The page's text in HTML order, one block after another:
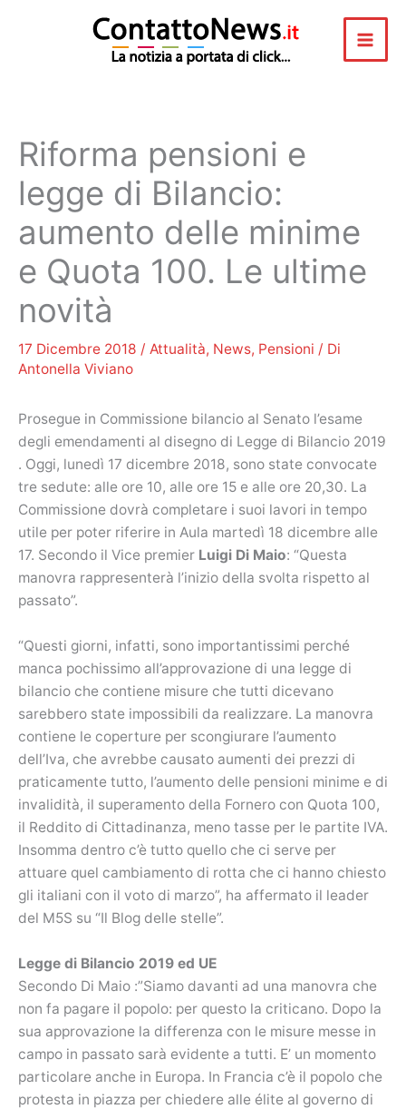
Riforma pensioni e
legge di Bilancio:
aumento delle minime
e Quota 100. Le ultime
novità
17 Dicembre 2018 / Attualità, News, Pensioni / Di
Antonella Viviano
Prosegue in Commissione bilancio al Senato l’esame
degli emendamenti al disegno di Legge di Bilancio 2019
. Oggi, lunedì 17 dicembre 2018, sono state convocate
tre sedute: alle ore 10, alle ore 15 e alle ore 20,30. La
Commissione dovrà completare i suoi lavori in tempo
utile per poter riferire in Aula martedì 18 dicembre alle
17. Secondo il Vice premier Luigi Di Maio: “Questa
manovra rappresenterà l’inizio della svolta rispetto al
passato”.
“Questi giorni, infatti, sono importantissimi perché
manca pochissimo all’approvazione di una legge di
bilancio che contiene misure che tutti dicevano
sarebbero state impossibili da realizzare. La manovra
contiene le coperture per scongiurare l’aumento
dell’Iva, che avrebbe causato aumenti dei prezzi di
praticamente tutto, l’aumento delle pensioni minime e di
invalidità, il superamento della Fornero con Quota 100,
il Reddito di Cittadinanza, meno tasse per le partite IVA.
Insomma dentro c’è tutto quello che ci serve per
attuare quel cambiamento di rotta che ci hanno chiesto
gli italiani con il voto di marzo”, ha affermato il leader
del M5S su “Il Blog delle stelle”.
Legge di Bilancio 2019 ed UE
Secondo Di Maio :”Siamo davanti ad una manovra che
non fa pagare il popolo: per questo la criticano. Dopo la
sua approvazione la differenza con le misure messe in
campo in passato sarà evidente a tutti. E’ un momento
particolare anche in Europa. In Francia c’è il popolo che
protesta in piazza per chiedere alle élite al governo di